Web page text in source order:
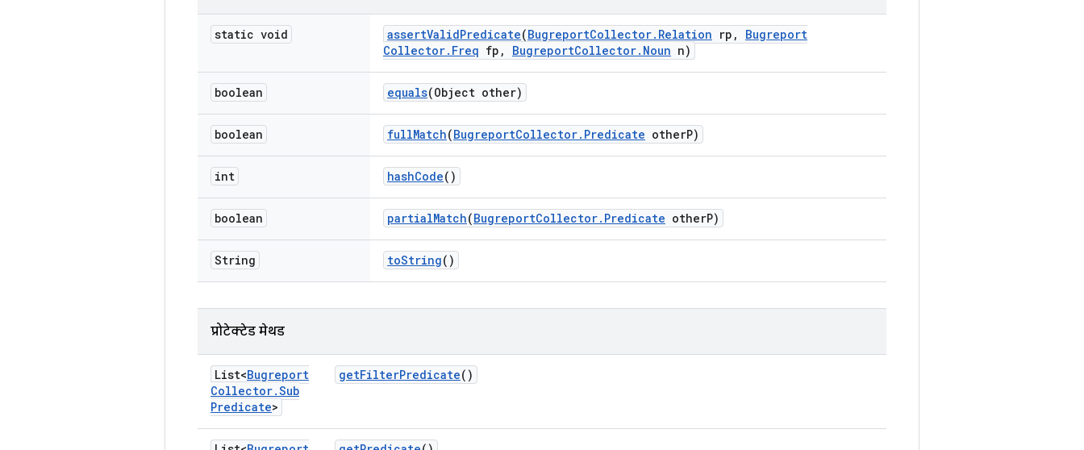
static void assertValidPredicate(BugreportCollector. Relation rp ,
Bugreport
Collector. Freq fp , BugreportCollector. Noun n)
boolean equals(Object other)
boolean fullMatch(BugreportCollector. Predicate otherP)
int hashCode()
boolean partialMatch(BugreportCollector. Predicate otherP)
String toString()
प्रोटेक्टेड मेथड
List<Bugreport
Collector.Sub
Predicate>
getFilterPredicate()